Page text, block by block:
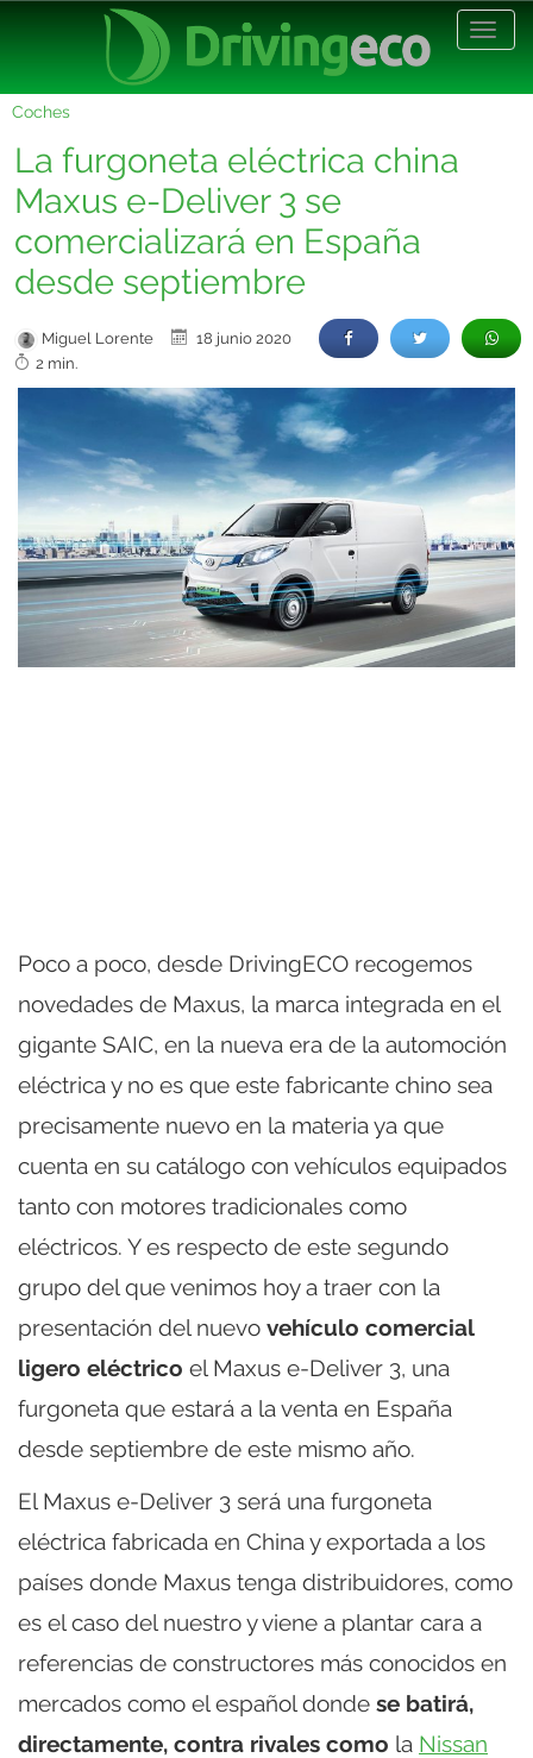
Coches
La furgoneta eléctrica china
Maxus e-Deliver 3 se
comercializará en España
desde septiembre
Miguel Lorente
18 junio 2020
2 min.
Poco a poco, desde DrivingECO recogemos
novedades de Maxus, la marca integrada en el
gigante SAIC, en la nueva era de la automoción
eléctrica y no es que este fabricante chino sea
precisamente nuevo en la materia ya que
cuenta en su catálogo con vehículos equipados
tanto con motores tradicionales como
eléctricos. Y es respecto de este segundo
grupo del que venimos hoy a traer con la
presentación del nuevo vehículo comercial
ligero eléctrico el Maxus e-Deliver 3, una
furgoneta que estará a la venta en España
desde septiembre de este mismo año.
El Maxus e-Deliver 3 será una furgoneta
eléctrica fabricada en China y exportada a los
países donde Maxus tenga distribuidores, como
es el caso del nuestro y viene a plantar cara a
referencias de constructores más conocidos en
mercados como el español donde se batirá,
directamente, contra rivales como la Nissan